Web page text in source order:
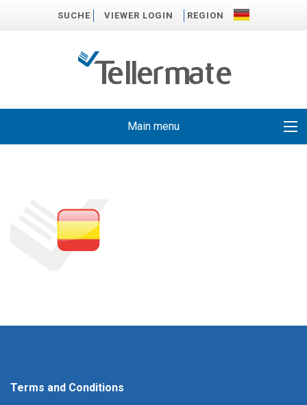
SUCHE VIEWER LOGIN REGION
Main menu
Terms and Conditions